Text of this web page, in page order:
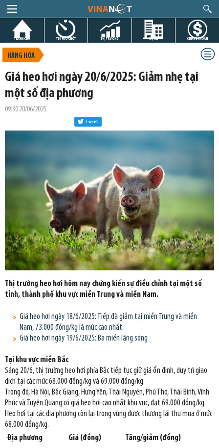
TRANG CHỦ TIN GIỜ CHÓT THỊ TRƯỜNG DỰ ÁN CHỨNG KHOÁN
HÀNG HÓA
Giá heo hơi ngày 20/6/2025: Giảm nhẹ tại
một số địa phương
09:30 20/06/2025
Tweet
Thị trường heo hơi hôm nay chứng kiến sự điều chỉnh tại một số
tỉnh, thành phố khu vực miền Trung và miền Nam.
Giá heo hơi ngày 18/6/2025: Tiếp đà giảm tại miền Trung và miền
Nam, 73.000 đồng/kg là mức cao nhất
Giá heo hơi ngày 19/6/2025: Ba miền lặng sóng
Tại khu vực miền Bắc
Sáng 20/6, thị trường heo hơi phía Bắc tiếp tục giữ giá ổn định, duy trì giao
dịch tại các mức 68.000 đồng/kg và 69.000 đồng/kg.
Trong đó, Hà Nội, Bắc Giang, Hưng Yên, Thái Nguyên, Phú Thọ, Thái Bình, Vĩnh
Phúc và Tuyên Quang có giá heo hơi cao nhất khu vực, đạt 69.000 đồng/kg.
Heo hơi tại các địa phương còn lại trong vùng được thương lái thu mua ở mức
68.000 đồng/kg.
Địa phương
Giá (đồng)
Tăng/giảm (đồng)